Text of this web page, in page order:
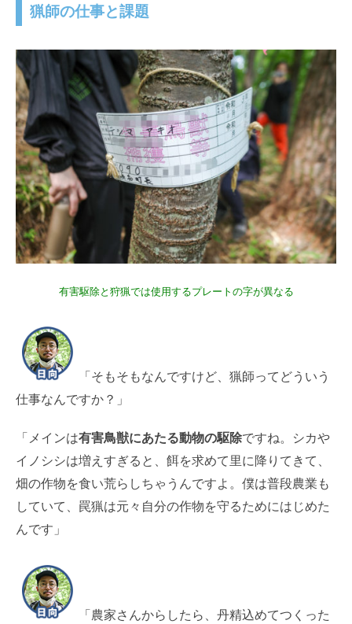
猟師の仕事と課題
有害駆除と狩猟では使用するプレートの字が異なる
「そもそもなんですけど、猟師ってどういう
仕事なんですか？」
「メインは有害鳥獣にあたる動物の駆除ですね。シカや
イノシシは増えすぎると、餌を求めて里に降りてきて、
畑の作物を食い荒らしちゃうんですよ。僕は普段農業も
していて、罠猟は元々自分の作物を守るためにはじめた
んです」
「農家さんからしたら、丹精込めてつくった